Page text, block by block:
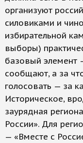
организуют
силовиками и
избирательной
выборы)
базовый элемент
сообщают, а за
голосовать — за
Историческое,
заурядная
России». Для
— «Вместе с